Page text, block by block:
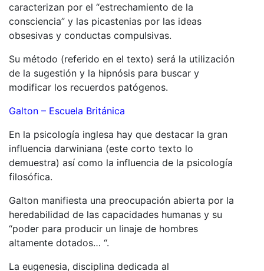
caracterizan por el “estrechamiento de la
consciencia” y las picastenias por las ideas
obsesivas y conductas compulsivas.
Su método (referido en el texto) será la utilización
de la sugestión y la hipnósis para buscar y
modificar los recuerdos patógenos.
Galton – Escuela Británica
En la psicología inglesa hay que destacar la gran
influencia darwiniana (este corto texto lo
demuestra) así como la influencia de la psicología
filosófica.
Galton manifiesta una preocupación abierta por la
heredabilidad de las capacidades humanas y su
“poder para producir un linaje de hombres
altamente dotados… “.
La eugenesia, disciplina dedicada al